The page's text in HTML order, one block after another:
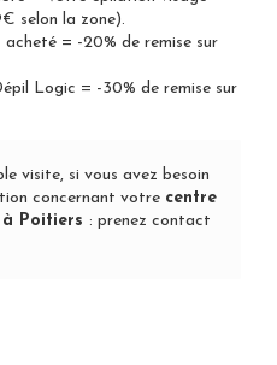
selon la zone).
= -20% de remise sur
Logic = -30% de remise sur
visite, si vous avez besoin
concernant votre centre
à Poitiers : prenez contact